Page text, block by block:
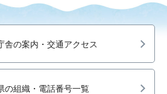
舎の案内・交通アクセス
の組織・電話番号一覧